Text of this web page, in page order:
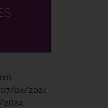
07/04/2024